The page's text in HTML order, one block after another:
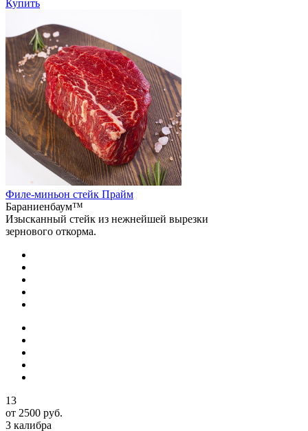
Купить
Филе-миньон стейк Прайм
Бараниенбаум™
Изысканный стейк из нежнейшей вырезки
зернового откорма.
13
от 2500 руб.
3 калибра